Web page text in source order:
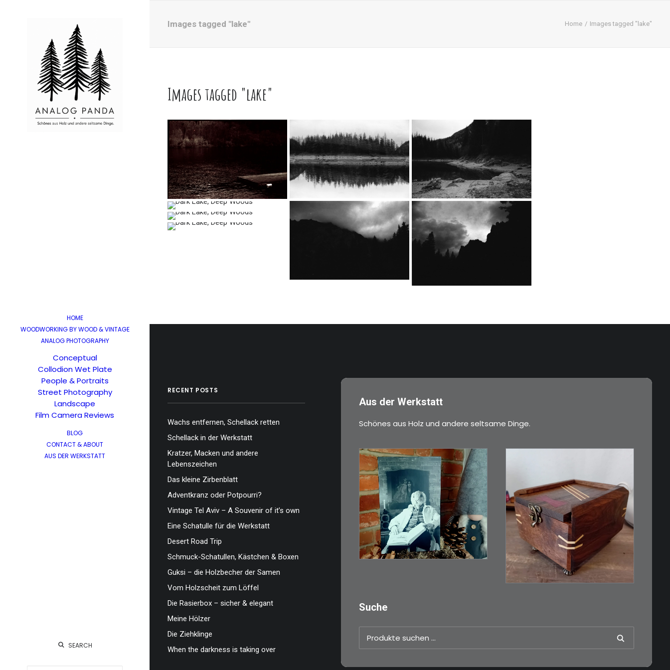
HOME
WOODWORKING BY WOOD & VINTAGE
ANALOG PHOTOGRAPHY
Conceptual
Collodion Wet Plate
People & Portraits
Street Photography
Landscape
Film Camera Reviews
BLOG
CONTACT & ABOUT
AUS DER WERKSTATT
SEARCH
Images tagged "lake" Home Images tagged "lake"
Images tagged "lake"
RECENT POSTS
Wachs entfernen, Schellack retten
Schellack in der Werkstatt
Kratzer, Macken und andere
Lebenszeichen
Das kleine Zirbenblatt
Adventkranz oder Potpourri?
Vintage Tel Aviv – A Souvenir of it’s own
Eine Schatulle für die Werkstatt
Desert Road Trip
Schmuck-Schatullen, Kästchen & Boxen
Guksi – die Holzbecher der Samen
Vom Holzscheit zum Löffel
Die Rasierbox – sicher & elegant
Meine Hölzer
Die Ziehklinge
When the darkness is taking over
Aus der Werkstatt
Schönes aus Holz und andere seltsame Dinge.
€3,00
Limitierte Auflage.
Original: Abzug von
35mm…
€39,00
Eine kleine, simple
Schatulle aus
Nussbaum…
Suche